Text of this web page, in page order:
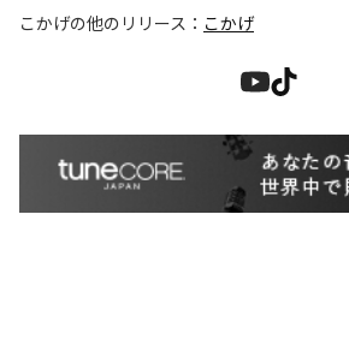
こかげの他のリリース： こかげ